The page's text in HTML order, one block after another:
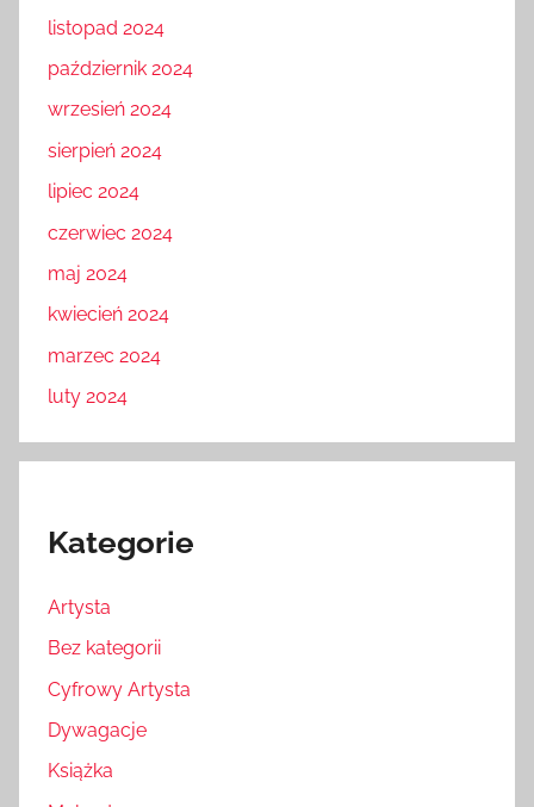
listopad 2024
październik 2024
wrzesień 2024
sierpień 2024
lipiec 2024
czerwiec 2024
maj 2024
kwiecień 2024
marzec 2024
luty 2024
Kategorie
Artysta
Bez kategorii
Cyfrowy Artysta
Dywagacje
Książka